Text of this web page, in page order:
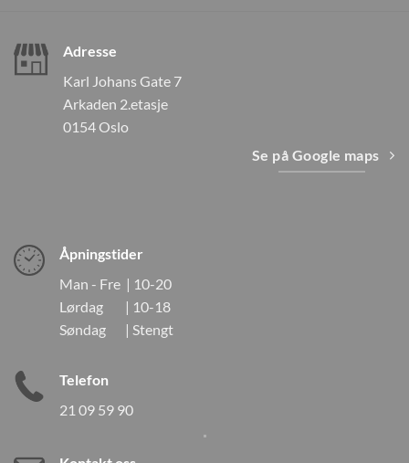
Adresse
Karl Johans Gate 7
Arkaden 2.etasje
0154 Oslo
Se på Google maps
Åpningstider
Man - Fre | 10-20
Lørdag | 10-18
Søndag | Stengt
Telefon
21 09 59 90